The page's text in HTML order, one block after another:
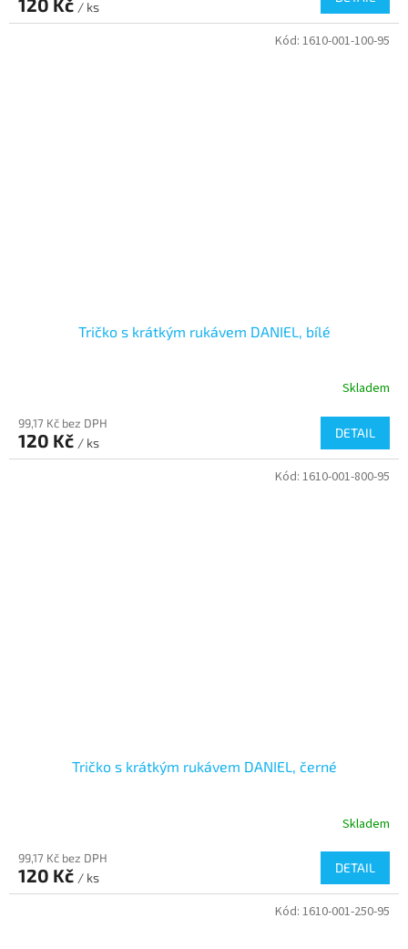
/ ks
Tričko s krátkým rukávem DANIEL, bílé
Skladem
99,17 Kč bez DPH
120 Kč / ks
DETAIL
Kód: 1610-001-100-95
Tričko s krátkým rukávem DANIEL, černé
Skladem
99,17 Kč bez DPH
120 Kč / ks
DETAIL
Kód: 1610-001-800-95
Kód: 1610-001-250-95